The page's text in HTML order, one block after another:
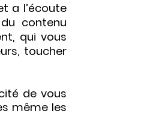
a l’écoute
contenu
qui vous
toucher
de vous
même les